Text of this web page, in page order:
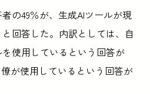
の49％が、生成AIツールが現
回答した。内訳としては、自
使用しているという回答が
が使用しているという回答が